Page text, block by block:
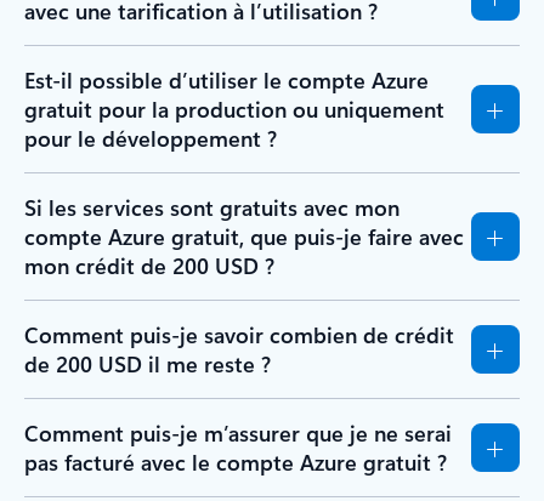
avec une tarification à l’utilisation ?
Est-il possible d’utiliser le compte Azure
gratuit pour la production ou uniquement
pour le développement ?
Si les services sont gratuits avec mon
compte Azure gratuit, que puis-je faire avec
mon crédit de 200 USD ?
Comment puis-je savoir combien de crédit
de 200 USD il me reste ?
Comment puis-je m’assurer que je ne serai
pas facturé avec le compte Azure gratuit ?